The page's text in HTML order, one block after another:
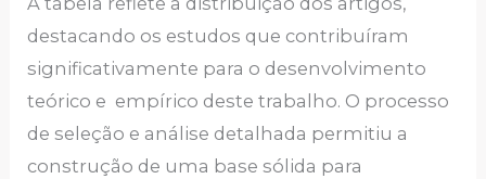
destacando os estudos que contribuíram
significativamente para o desenvolvimento
teórico e empírico deste trabalho. O processo
de seleção e análise detalhada permitiu a
construção de uma base sólida para